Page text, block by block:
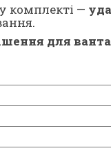
комплекті —
для